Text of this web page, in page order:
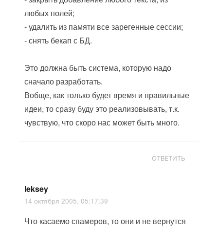
любых полей;
- удалить из памяти все зарегенные сессии;
- снять бекап с БД.
Это должна быть система, которую надо
сначало разработать.
Вобще, как только будет время и правильные
идеи, то сразу буду это реализовывать, т.к.
чувствую, что скоро нас может быть много.
ОТВЕТИТЬ
leksey
14 октября 2005, 05:17:39
Что касаемо спамеров, то они и не вернутся